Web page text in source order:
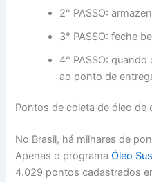
2° PASSO:
3° PASSO: feche
4° PASSO:
ao ponto de
Pontos de coleta de óleo de
No Brasil, há milhares de
Apenas o programaÓleo
4.029 pontos cadastrados